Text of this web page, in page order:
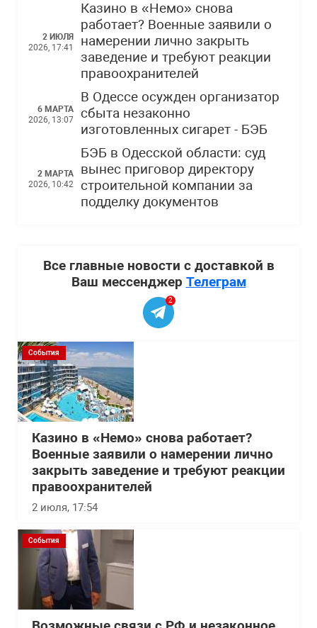
2 ИЮЛЯ
2026, 17:41
Казино в «Немо» снова
работает? Военные заявили о
намерении лично закрыть
заведение и требуют реакции
правоохранителей
6 МАРТА
2026, 13:07
В Одессе осужден организатор
сбыта незаконно
изготовленных сигарет - БЭБ
2 МАРТА
2026, 10:42
БЭБ в Одесской области: суд
вынес приговор директору
строительной компании за
подделку документов
Все главные новости с доставкой в
Ваш мессенджер Телеграм
2
События
Казино в «Немо» снова работает?
Военные заявили о намерении лично
закрыть заведение и требуют реакции
правоохранителей
2 июля, 17:54
События